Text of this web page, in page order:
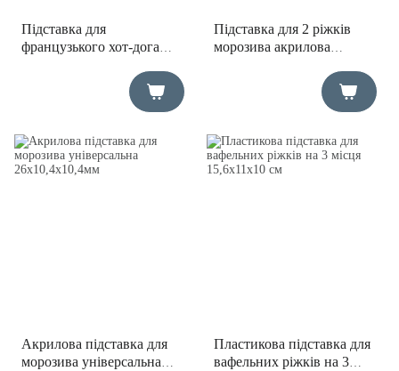
Підставка для
французького хот-дога
Підставка для 2 ріжків
морозива акрилова
Акрилова підставка для
морозива універсальна
Пластикова підставка для
вафельних ріжків на 3